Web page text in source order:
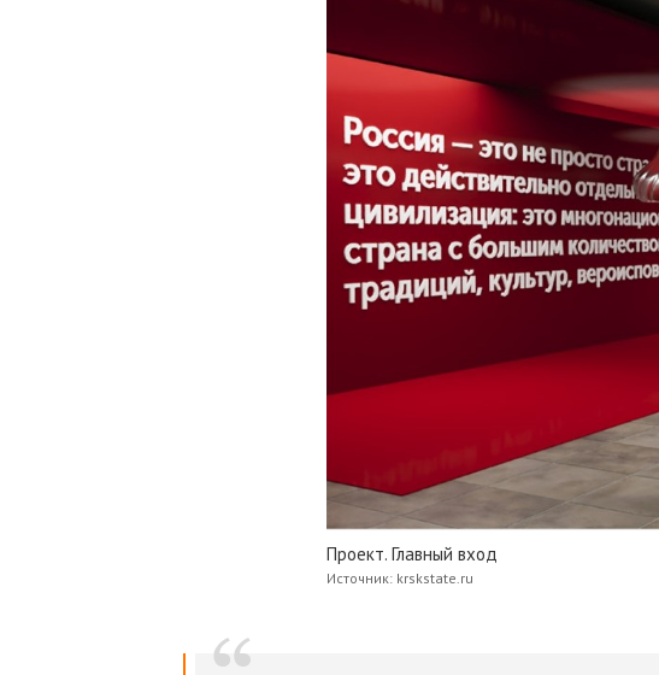
Проект. Главный вход
Источник: krskstate.ru